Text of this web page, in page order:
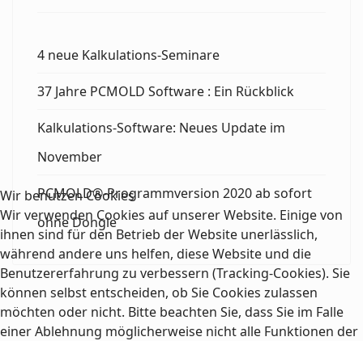
4 neue Kalkulations-Seminare
37 Jahre PCMOLD Software : Ein Rückblick
Kalkulations-Software: Neues Update im
November
PCMOLD®-Programmversion 2020 ab sofort
ohne Dongle
Wir benutzen Cookies
Wir verwenden Cookies auf unserer Website. Einige von
ihnen sind für den Betrieb der Website unerlässlich,
während andere uns helfen, diese Website und die
Benutzererfahrung zu verbessern (Tracking-Cookies). Sie
können selbst entscheiden, ob Sie Cookies zulassen
möchten oder nicht. Bitte beachten Sie, dass Sie im Falle
einer Ablehnung möglicherweise nicht alle Funktionen der